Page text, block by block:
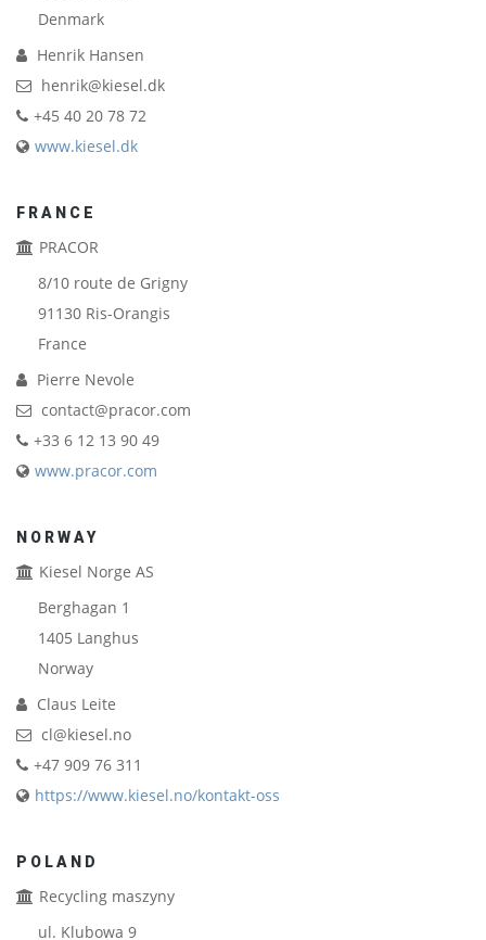
Denmark
Henrik Hansen
henrik@kiesel.dk
+45 40 20 78 72
www.kiesel.dk
FRANCE
PRACOR
8/10 route de Grigny
91130 Ris-Orangis
France
Pierre Nevole
contact@pracor.com
+33 6 12 13 90 49
www.pracor.com
NORWAY
Kiesel Norge AS
Berghagan 1
1405 Langhus
Norway
Claus Leite
cl@kiesel.no
+47 909 76 311
https://www.kiesel.no/kontakt-oss
POLAND
Recycling maszyny
ul. Klubowa 9